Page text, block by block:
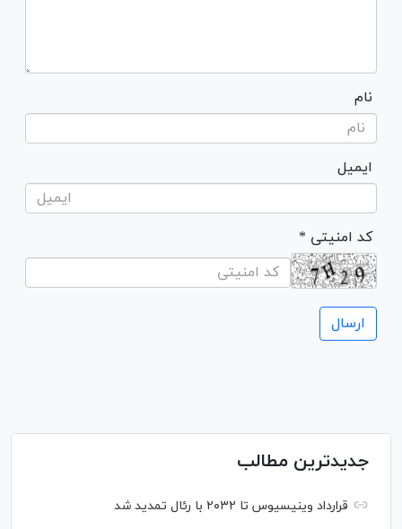
نام
ایمیل
* کد امنیتی
جدیدترین مطالب
قرارداد وینیسیوس تا ۲۰۳۲ با رئال‌ تمدید شد